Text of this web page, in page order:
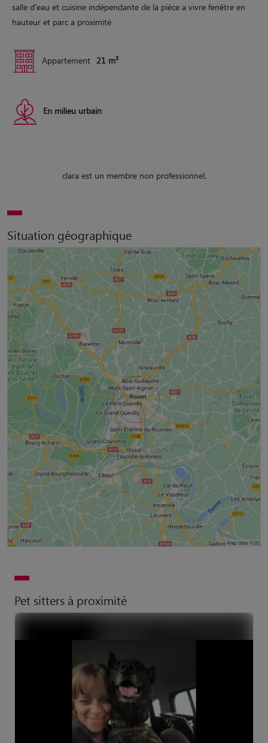
salle d'eau et cuisine indépendante de la pièce a vivre fenêtre en
hauteur et parc a proximité
Appartement 21 m²
En milieu urbain
clara est un membre non professionnel.
Situation géographique
Pet sitters à proximité